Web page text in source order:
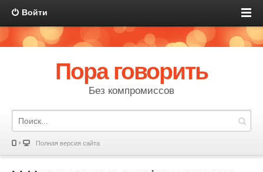
Войти
Пора говорить
Без компромиссов
Полная версия сайта